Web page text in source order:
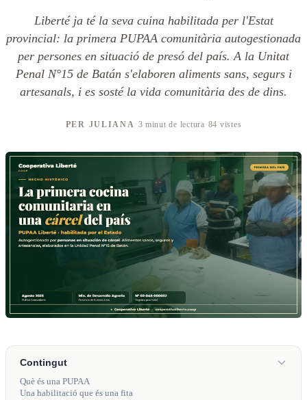
Liberté ja té la seva cuina habilitada per l'Estat
provincial: la primera PUPAA comunitària autogestionada
per persones en situació de presó del país. A la Unitat
Penal N°15 de Batán s'elaboren aliments sans, segurs i
artesanals, i es sosté la vida comunitària des de dins.
PER JULIANA ·3 minut de lectura·84 vistes
Contingut
Què és una PUPAA
Una habilitació que és una fita